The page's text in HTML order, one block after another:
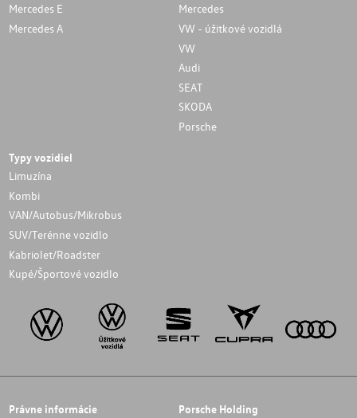
Mercedes E
Mercedes A
Mercedes
VW - úžitkové vozidlá
VW
Audi
SEAT
SKODA
Porsche
Typy vozidiel
Limuzína
Kombi
VAN/Autobus/Mikrobus
SUV/Terénne vozidlo
Kabriolet/Roadster
Kupé/Športové vozidlo
Právne informácie Porsche Holding